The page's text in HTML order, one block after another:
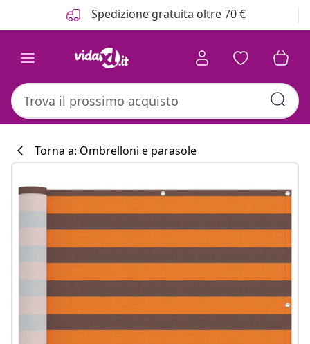
Spedizione gratuita oltre 70 €
Torna a: Ombrelloni e parasole